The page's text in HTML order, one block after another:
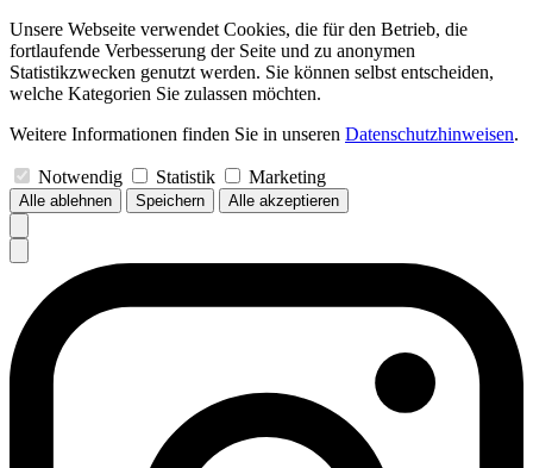
Unsere Webseite verwendet Cookies, die für den Betrieb, die
fortlaufende Verbesserung der Seite und zu anonymen
Statistikzwecken genutzt werden. Sie können selbst entscheiden,
welche Kategorien Sie zulassen möchten.
Weitere Informationen finden Sie in unseren Datenschutzhinweisen.
Notwendig Statistik Marketing
Alle ablehnen Speichern Alle akzeptieren